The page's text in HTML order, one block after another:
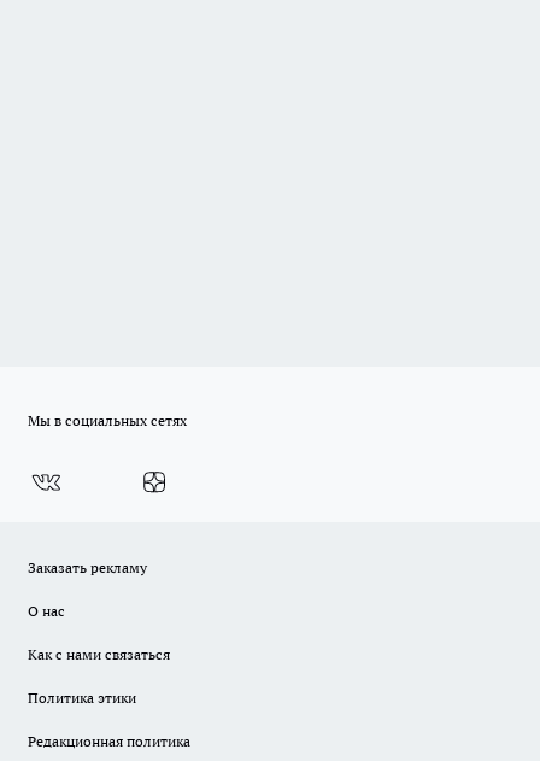
Мы в социальных сетях
Заказать рекламу
О нас
Как с нами связаться
Политика этики
Редакционная политика